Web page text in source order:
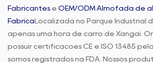
Fabricantes e OEM/ODM Almofada de
Fábrica Localizada no Parque Industrial
apenas uma hora de carro de Xangai.
possuir certificações CE e ISO 13485
somos registrados na FDA. Nossos